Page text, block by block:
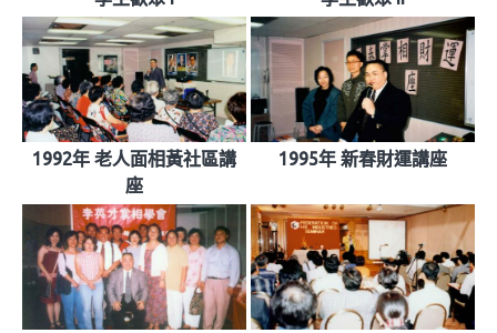
1992年 老人面相黃社區講
座
1995年 新春財運講座